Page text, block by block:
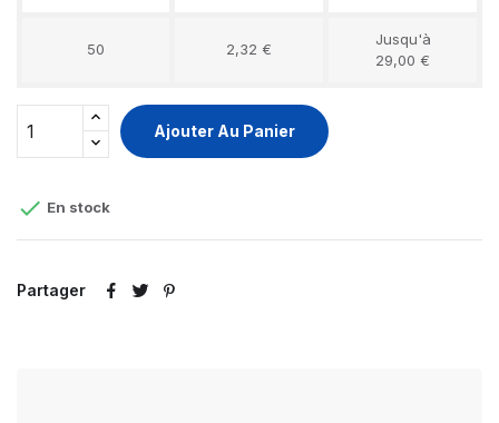
50 2,32 €
Jusqu'à
29,00 €
Ajouter Au Panier
 En stock
Partager